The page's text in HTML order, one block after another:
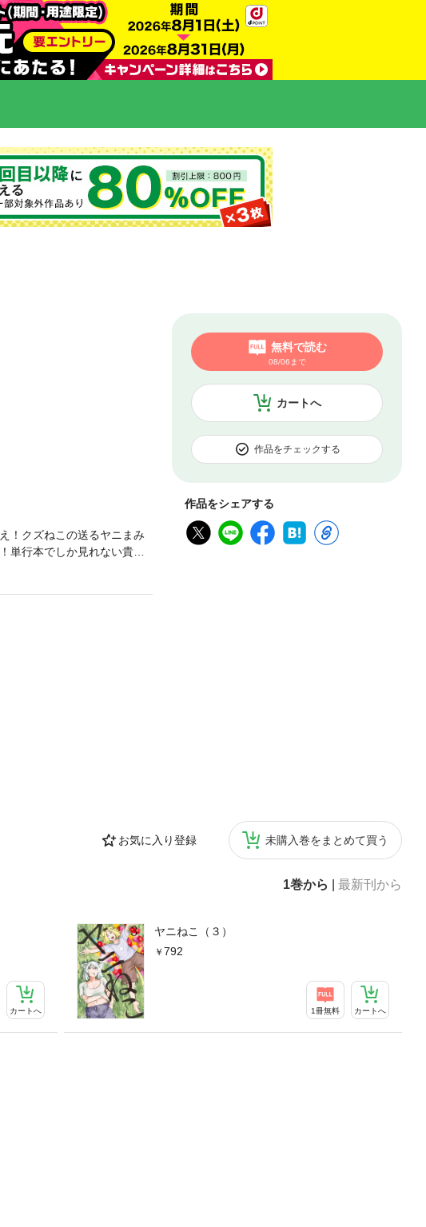
カートへ
無料で読む
08/06まで
作品をチェックする
作品をシェアする
お気に入り登録 未購入巻をまとめて買う
1巻から 最新刊から
カートへ
ヤニねこ（３）
792
1冊無料 カートへ
！クズねこの送るヤニまみ
単行本でしか見れない貴重